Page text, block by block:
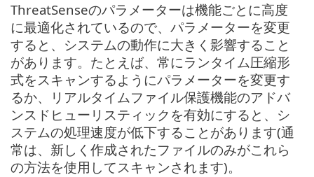
ThreatSenseのパラメーターは機能ごとに高度
に最適化されているので、パラメーターを変更
すると、システムの動作に大きく影響すること
があります。たとえば、常にランタイム圧縮形
式をスキャンするようにパラメーターを変更す
るか、リアルタイムファイル保護機能のアドバ
ンスドヒューリスティックを有効にすると、シ
ステムの処理速度が低下することがあります(通
常は、新しく作成されたファイルのみがこれら
の方法を使用してスキャンされます)。